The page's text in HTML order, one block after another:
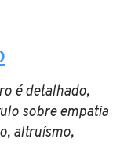
é detalhado,
sobre empatia
altruísmo,